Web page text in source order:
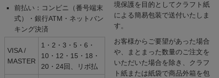
前払い：コンビニ（番号端末
式）・銀行ATM・ネットバン
キング決済
VISA /
MASTER
1・2・3・5・6・
10・12・15・18・
20・24回、リボ払
境保護を目的としてクラフト紙
による簡易包装で送付いたしま
す。
お客様からご要望があった場合
や、まとまった数量のご注文を
いただいた場合を除き、クラフ
ト紙または紙袋で商品外箱を包